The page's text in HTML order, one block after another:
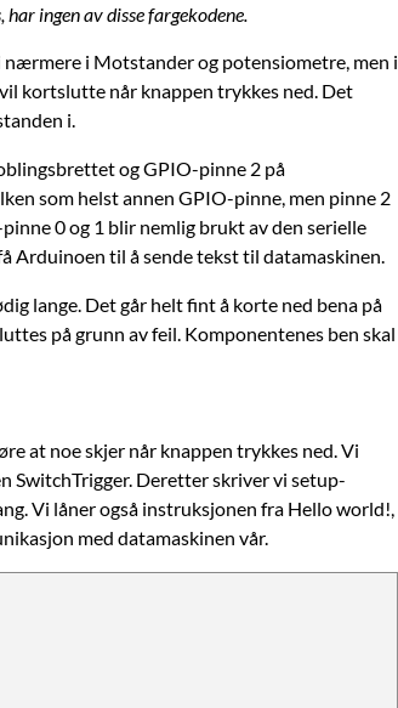
ingen av disse fargekodene.
i Motstander og potensiometre, men i
kortslutte når knappen trykkes ned. Det
i.
og GPIO-pinne 2 på
som helst annen GPIO-pinne, men pinne 2
0 og 1 blir nemlig brukt av den serielle
Arduinoen til å sende tekst til datamaskinen.
lange. Det går helt fint å korte ned bena på
på grunn av feil. Komponentenes ben skal
at noe skjer når knappen trykkes ned. Vi
SwitchTrigger. Deretter skriver vi setup-
Vi låner også instruksjonen fra Hello world!,
med datamaskinen vår.